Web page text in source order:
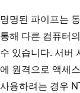
명명된 파이프는
통해 다른 컴퓨터
수 있습니다. 서버
에 원격으로 액세
사용하려는 경우